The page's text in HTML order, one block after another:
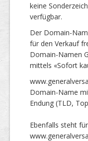
keine
verfügbar.
Der Domain-
für den Verkauf
Domain-Namen
mittels «Sofort
Domain-Name
Endung (TLD,
Ebenfalls steht